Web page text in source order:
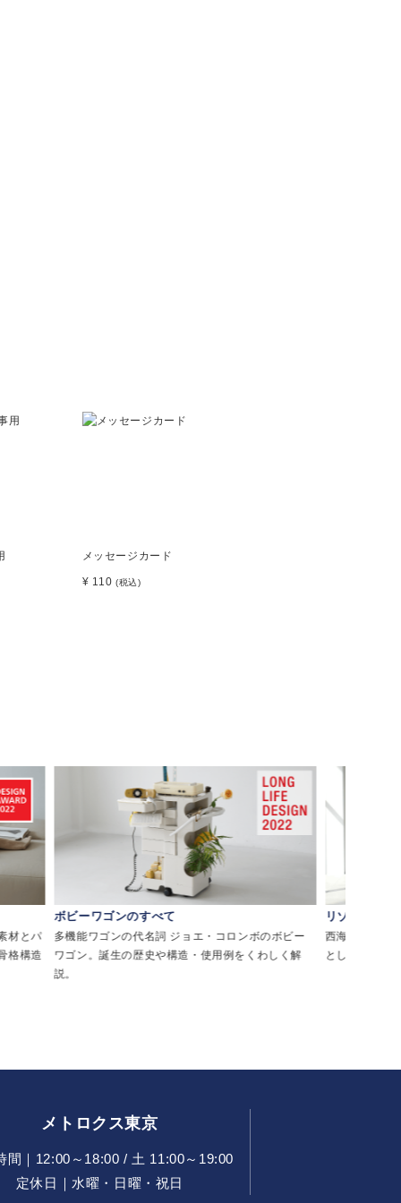
メッセージカード
¥ 110(税込)
材とパ
格構造
ボビーワゴンのすべて
多機能ワゴンの代名詞 ジョエ・コロンボのボビー
ワゴン。誕生の歴史や構造・使用例をくわしく解
説。
リゾートチ
西海岸・メキ
として親しま
メトロクス東京
間｜12:00～18:00 / 土 11:00～19:00
定休日｜水曜・日曜・祝日